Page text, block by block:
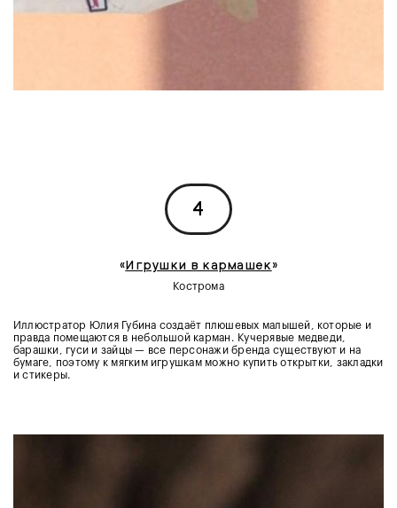
4
«Игрушки в кармашек»
Кострома
Иллюстратор Юлия Губина создаёт плюшевых малышей, которые и
правда помещаются в небольшой карман. Кучерявые медведи,
барашки, гуси и зайцы — все персонажи бренда существуют и на
бумаге, поэтому к мягким игрушкам можно купить открытки, закладки
и стикеры.